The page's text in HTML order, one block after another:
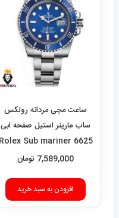
ساعت مچی مردانه رولکس
ساب مارینر استیل صفحه ابی
6625 Rolex Sub mariner
7,589,000 تومان
افزودن به سبد خرید